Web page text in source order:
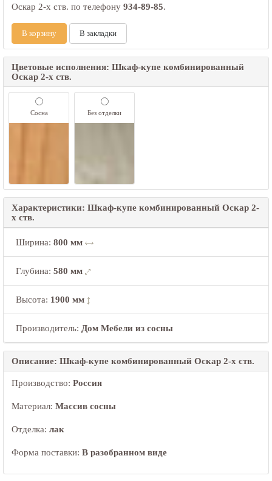
Оскар 2-х ств. по телефону 934-89-85.
В корзину В закладки
Цветовые исполнения: Шкаф-купе комбинированный
Оскар 2-х ств.
Сосна Без отделки
Характеристики: Шкаф-купе комбинированный Оскар 2-
х ств.
Ширина: 800 мм
Глубина: 580 мм
Высота: 1900 мм
Производитель: Дом Мебели из сосны
Описание: Шкаф-купе комбинированный Оскар 2-х ств.
Производство: Россия
Материал: Массив сосны
Отделка: лак
Форма поставки: В разобранном виде